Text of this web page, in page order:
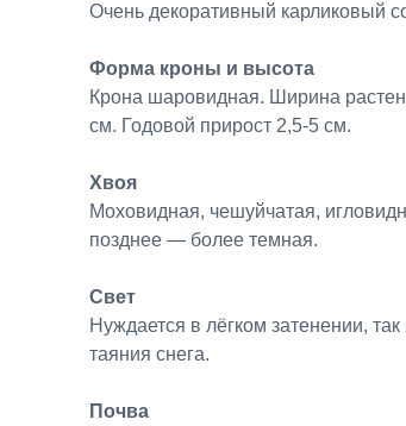
Очень декоративный карликовый
Форма кроны и высота
Крона шаровидная. Ширина
см. Годовой прирост 2,5-5 см.
Хвоя
Моховидная, чешуйчатая,
позднее — более темная.
Свет
Нуждается в лёгком затенении,
таяния снега.
Почва